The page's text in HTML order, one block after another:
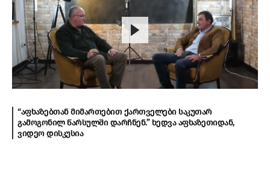
“აფხაზებთან მიმართებით ქართველები საკუთარ
გამოგონილ წარსულში დარჩნენ.” ხედვა აფხაზეთიდან,
ვიდეო დისკუსია